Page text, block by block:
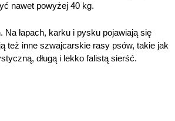
nawet powyżej 40 kg.
łapach, karku i pysku pojawiają się
też inne szwajcarskie rasy psów, takie jak
długą i lekko falistą sierść.